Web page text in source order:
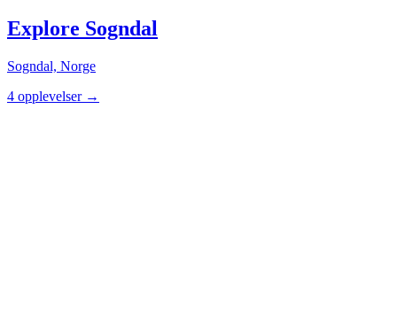
Explore Sogndal
Sogndal, Norge
4 opplevelser →